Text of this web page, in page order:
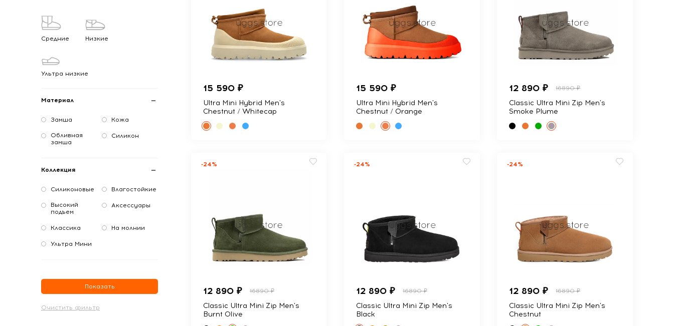
Средние Низкие
Ультра низкие
Материал
Замша Кожа
Обливная
замша
Силикон
Коллекция
Силиконовые Влагостойкие
Высокий
подъем
Аксессуары
Классика На молнии
Ультра Мини
Показать
15 590 ₽
Ultra Mini Hybrid Men's
Chestnut / Whitecap
15 590 ₽
Ultra Mini Hybrid Men's
Chestnut / Orange
12 890 ₽ 16890 ₽
Classic Ultra Mini Zip Men's
Smoke Plume
-24%
12 890 ₽ 16890 ₽
Classic Ultra Mini Zip Men's
Burnt Olive
-24%
12 890 ₽ 16890 ₽
Classic Ultra Mini Zip Men's
Black
-24%
12 890 ₽ 16890 ₽
Classic Ultra Mini Zip Men's
Chestnut